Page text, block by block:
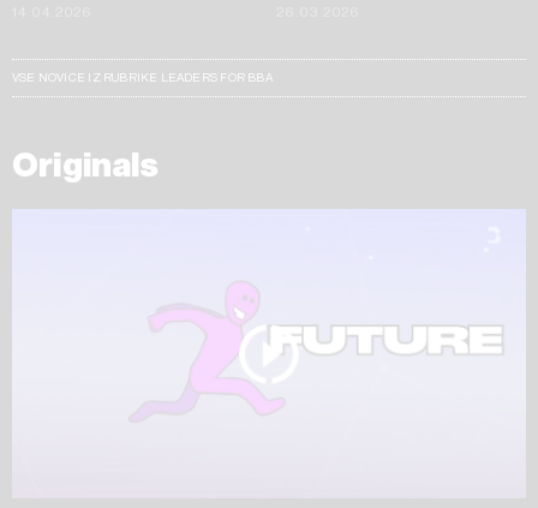
VSE NOVICE IZ RUBRIKE LEADERS FOR BBA
Originals